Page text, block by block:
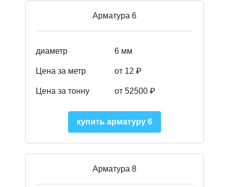
Арматура 6
диаметр 6 мм
Цена за метр от 12 ₽
Цена за тонну от 52500 ₽
купить арматуру 6
Арматура 8